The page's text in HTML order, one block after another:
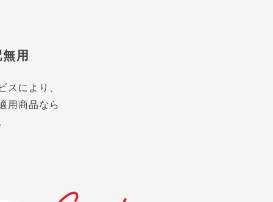
用
により、
用商品なら